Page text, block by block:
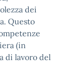
dei
Questo
(in
di lavoro del